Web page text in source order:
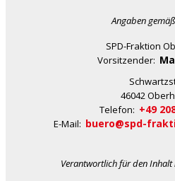
Angaben gemäß
SPD-Fraktion
Vorsitzender:
46042
Telefon: +49
E-Mail: buero@spd-
Verantwortlich für den Inhalt